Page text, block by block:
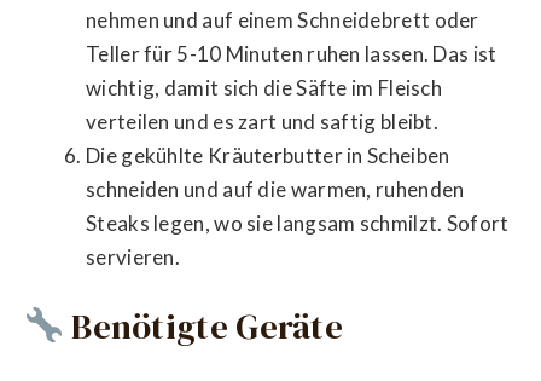
nehmen und auf einem Schneidebrett oder
Teller für 5-10 Minuten ruhen lassen. Das ist
wichtig, damit sich die Säfte im Fleisch
verteilen und es zart und saftig bleibt.
Die gekühlte Kräuterbutter in Scheiben
schneiden und auf die warmen, ruhenden
Steaks legen, wo sie langsam schmilzt. Sofort
servieren.
Benötigte Geräte